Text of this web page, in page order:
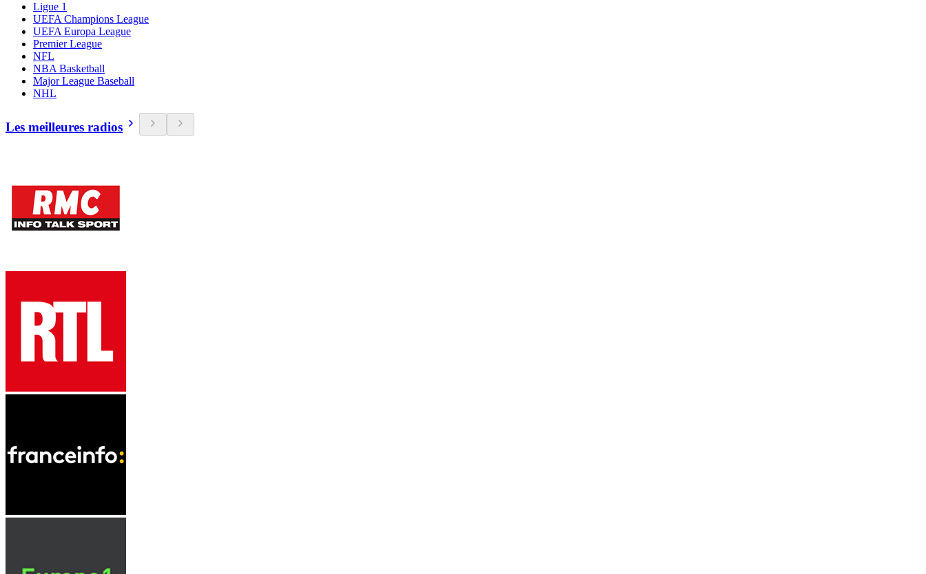
Ligue 1
UEFA Champions League
UEFA Europa League
Premier League
NFL
NBA Basketball
Major League Baseball
NHL
Les meilleures radios